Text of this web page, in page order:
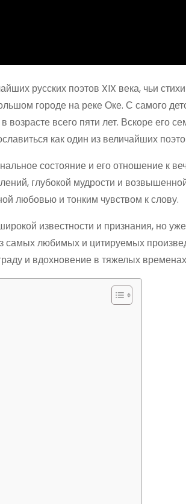
русских поэтов XIX века, чьи
городе на реке Оке. С самого
всего пяти лет. Вскоре его
как один из величайших
состояние и его отношение к
глубокой мудрости и
любовью и тонким чувством к слову.
известности и признания, но
самых любимых и цитируемых
и вдохновение в тяжелых